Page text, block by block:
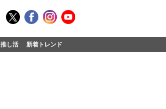
推し活 新着トレンド